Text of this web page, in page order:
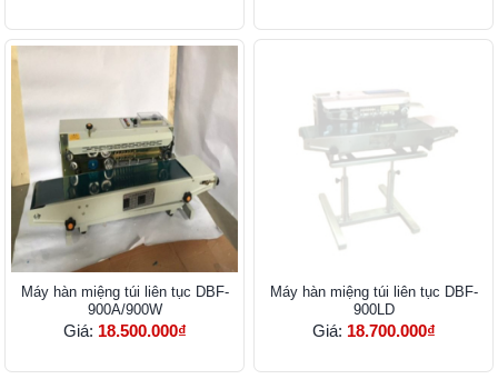
Máy hàn miệng túi liên tục DBF-
900A/900W
Giá: 18.500.000₫
Máy hàn miệng túi liên tục DBF-
900LD
Giá: 18.700.000₫